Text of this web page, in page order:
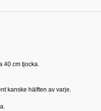
40 cm tjocka.
kanske hälften av varje.